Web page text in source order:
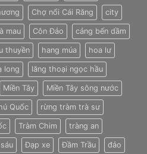
Chợ nổi Cái Răng city
mau Côn Đảo cảng bến dầm
thuyền hang múa hoa lư
long lăng thoại ngọc hầu
Miền Tây Miền Tây sông nước
Quốc rừng tràm trà sư
Tràm Chim tràng an
Đạp xe Đầm Trầu đảo